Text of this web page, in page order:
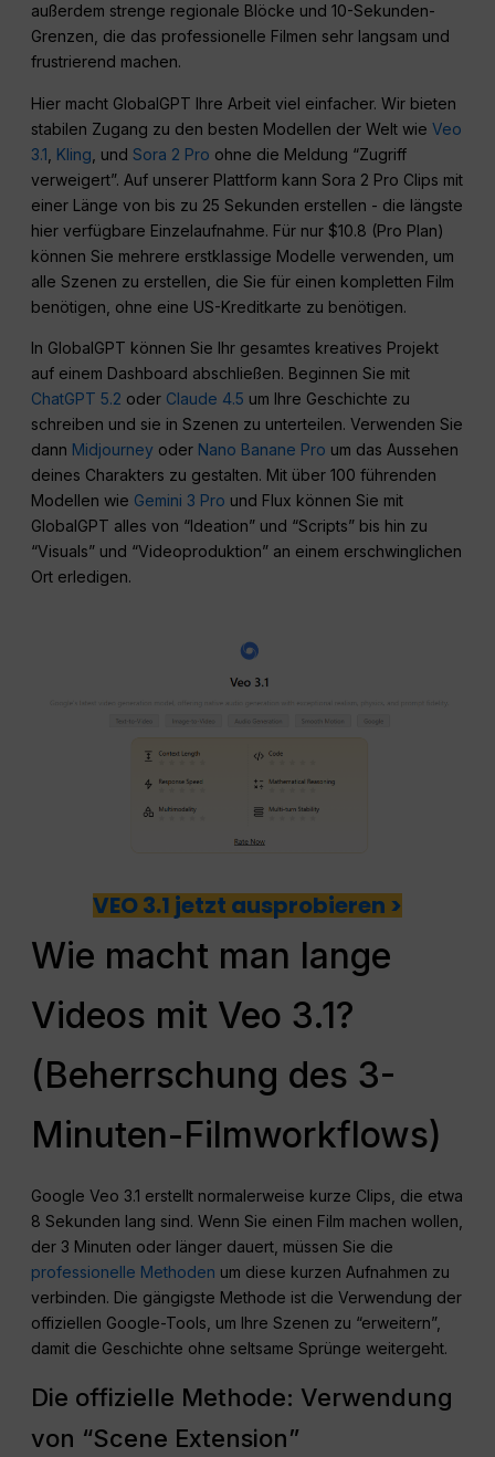
außerdem strenge regionale Blöcke und 10-Sekunden-
Grenzen, die das professionelle Filmen sehr langsam und
frustrierend machen.
Hier macht GlobalGPT Ihre Arbeit viel einfacher. Wir bieten
stabilen Zugang zu den besten Modellen der Welt wieVeo
3.1 Kling , undSora 2 Pro ohne die Meldung “Zugriff
verweigert”. Auf unserer Plattform kann Sora 2 Pro Clips mit
einer Länge von bis zu 25 Sekunden erstellen - die längste
hier verfügbare Einzelaufnahme. Für nur $10.8 (Pro Plan)
können Sie mehrere erstklassige Modelle verwenden, um
alle Szenen zu erstellen, die Sie für einen kompletten Film
benötigen, ohne eine US-Kreditkarte zu benötigen.
In GlobalGPT können Sie Ihr gesamtes kreatives Projekt
auf einem Dashboard abschließen. Beginnen Sie mit
ChatGPT 5.2 oder Claude 4.5 um Ihre Geschichte zu
schreiben und sie in Szenen zu unterteilen. Verwenden Sie
dann Midjourney oder Nano Banane Pro um das Aussehen
deines Charakters zu gestalten. Mit über 100 führenden
Modellen wie Gemini 3 Pro und Flux können Sie mit
GlobalGPT alles von “Ideation” und “Scripts” bis hin zu
“Visuals” und “Videoproduktion” an einem erschwinglichen
Ort erledigen.
VEO 3.1 jetzt ausprobieren >
Wie macht man lange
Videos mit Veo 3.1?
(Beherrschung des 3-
Minuten-Filmworkflows)
Google Veo 3.1 erstellt normalerweise kurze Clips, die etwa
8 Sekunden lang sind. Wenn Sie einen Film machen wollen,
der 3 Minuten oder länger dauert, müssen Sie die
professionelle Methoden um diese kurzen Aufnahmen zu
verbinden. Die gängigste Methode ist die Verwendung der
offiziellen Google-Tools, um Ihre Szenen zu “erweitern”,
damit die Geschichte ohne seltsame Sprünge weitergeht.
Die offizielle Methode: Verwendung
von “Scene Extension”